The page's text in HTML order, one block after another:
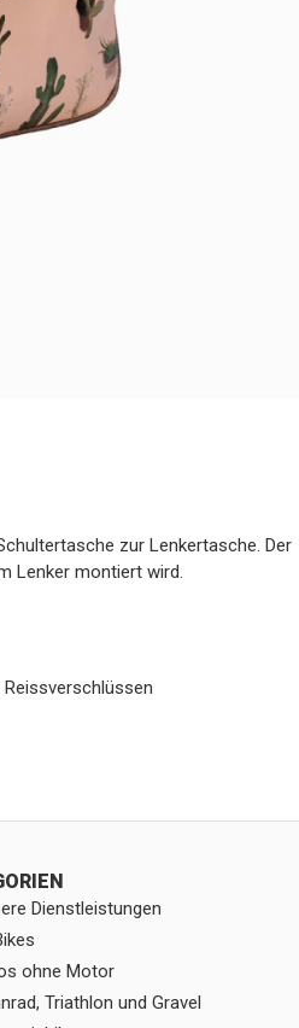
zur Lenkertasche. Der
Lenker montiert wird.
Dienstleistungen
ohne Motor
Triathlon und Gravel